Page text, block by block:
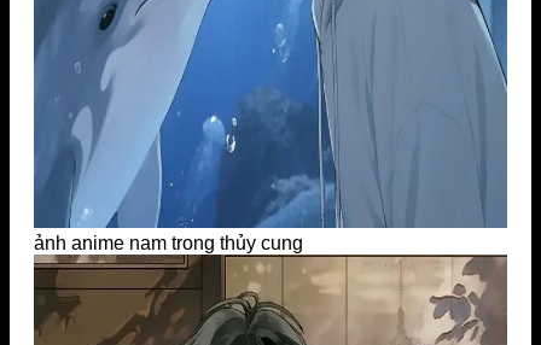
ảnh anime nam trong thủy cung